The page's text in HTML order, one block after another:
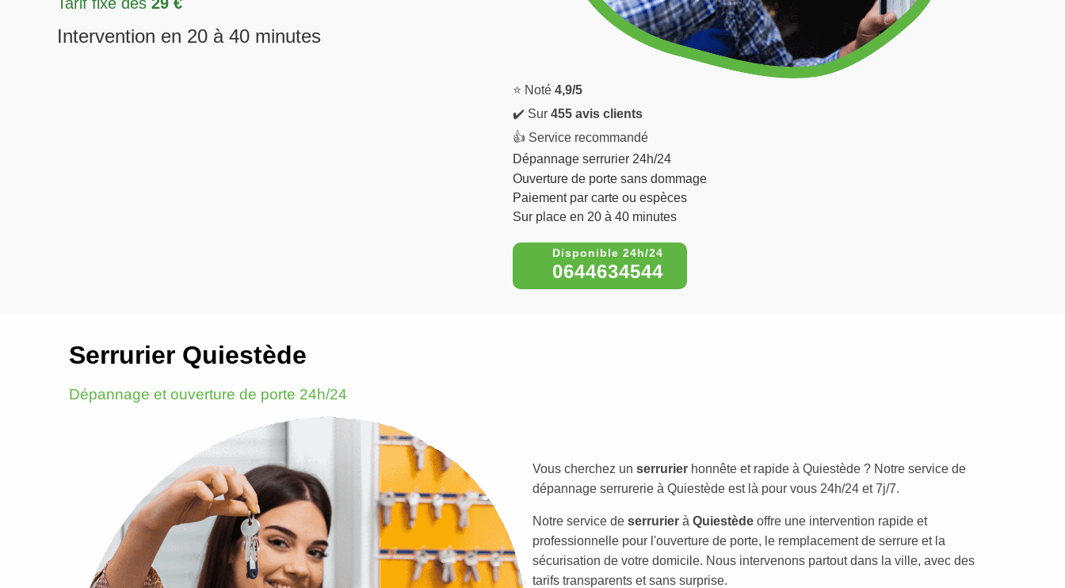
Tarif fixe dès 29 €
Intervention en 20 à 40 minutes
⭐ Noté 4,9/5
✔️ Sur 455 avis clients
👍 Service recommandé
Dépannage serrurier 24h/24
Ouverture de porte sans dommage
Paiement par carte ou espèces
Sur place en 20 à 40 minutes
0644634544
Serrurier Quiestède
Dépannage et ouverture de porte 24h/24
Vous cherchez un serrurier honnête et rapide à Quiestède ? Notre service de
dépannage serrurerie à Quiestède est là pour vous 24h/24 et 7j/7.
Notre service de serrurier à Quiestède offre une intervention rapide et
professionnelle pour l'ouverture de porte, le remplacement de serrure et la
sécurisation de votre domicile. Nous intervenons partout dans la ville, avec des
tarifs transparents et sans surprise.